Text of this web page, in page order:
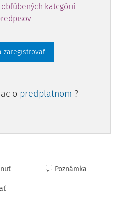
kategórií
zaregistrovať
o predplatnom ?
Poznámka